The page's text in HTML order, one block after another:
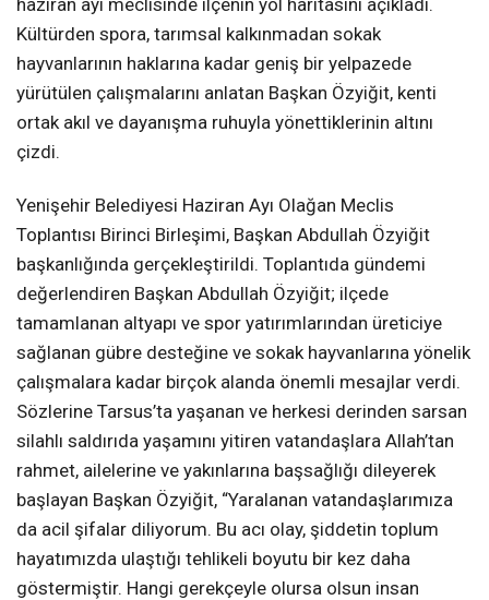
Kültürden spora, tarımsal kalkınmadan sokak
hayvanlarının haklarına kadar geniş bir yelpazede
yürütülen çalışmalarını anlatan Başkan Özyiğit, kenti
ortak akıl ve dayanışma ruhuyla yönettiklerinin altını
çizdi.
Yenişehir Belediyesi Haziran Ayı Olağan Meclis
Toplantısı Birinci Birleşimi, Başkan Abdullah Özyiğit
başkanlığında gerçekleştirildi. Toplantıda gündemi
değerlendiren Başkan Abdullah Özyiğit; ilçede
tamamlanan altyapı ve spor yatırımlarından üreticiye
sağlanan gübre desteğine ve sokak hayvanlarına yönelik
çalışmalara kadar birçok alanda önemli mesajlar verdi.
Sözlerine Tarsus’ta yaşanan ve herkesi derinden sarsan
silahlı saldırıda yaşamını yitiren vatandaşlara Allah’tan
rahmet, ailelerine ve yakınlarına başsağlığı dileyerek
başlayan Başkan Özyiğit, “Yaralanan vatandaşlarımıza
da acil şifalar diliyorum. Bu acı olay, şiddetin toplum
hayatımızda ulaştığı tehlikeli boyutu bir kez daha
göstermiştir. Hangi gerekçeyle olursa olsun insan